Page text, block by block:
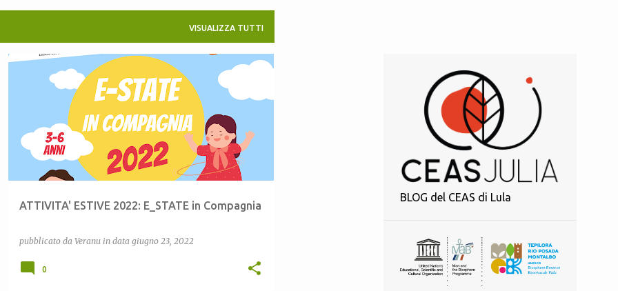
VISUALIZZA TUTTI
ATTIVITA' ESTIVE 2022: E_STATE in Compagnia
pubblicato da Veranu in data giugno 23, 2022
ATTIVITÀ ESTIVE CEAS LULA CEAS SARDEGNA
0
BLOG del CEAS di Lula